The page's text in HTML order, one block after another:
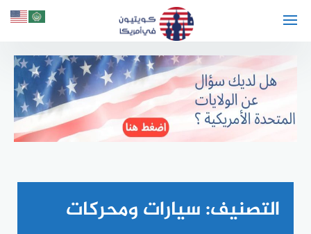
التصنيف:سيارات ومحركات